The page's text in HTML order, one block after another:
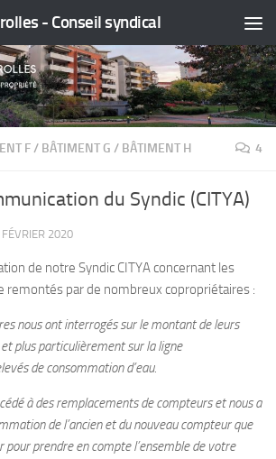
- Conseil syndical
F/ BÂTIMENT G / BÂTIMENT H 4
du Syndic (CITYA)
2020
de notre Syndic CITYA concernant les
remontés par de nombreux copropriétaires :
nous ont interrogés sur le montant de leurs
plus particulièrement sur la ligne
de consommation d’eau.
à des remplacements de compteurs et nous a
de l’ancien et du nouveau compteur que
pour prendre en compte l’ensemble de votre